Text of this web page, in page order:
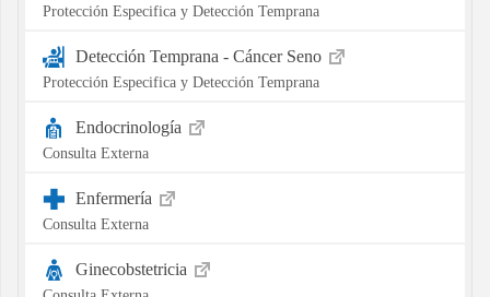
Protección Especifica y Detección Temprana
Detección Temprana - Cáncer Seno
Protección Especifica y Detección Temprana
Endocrinología
Consulta Externa
Enfermería
Consulta Externa
Ginecobstetricia